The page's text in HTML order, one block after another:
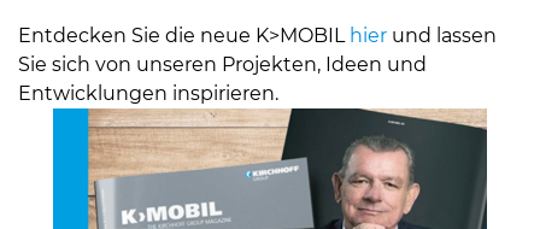
Entdecken Sie die neue K>MOBIL hier und lassen
Sie sich von unseren Projekten, Ideen und
Entwicklungen inspirieren.